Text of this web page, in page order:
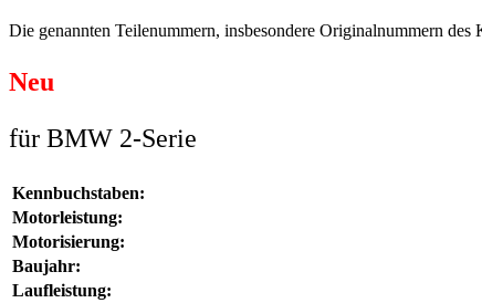
Die genannten Teilenummern, insbesondere Originalnummern
Neu
für BMW 2-Serie
Kennbuchstaben:
Motorleistung:
Motorisierung:
Baujahr:
Laufleistung: